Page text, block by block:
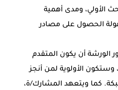
الأولي، ومدى أهمية
الحصول على مصادر
الورشة أن يكون المتقدم
وستكون الأولوية لمن أنجز
كما ويتعهد المشارك/ة،